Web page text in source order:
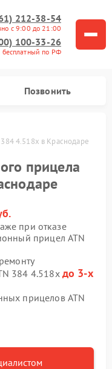
212-38-54
с 9:00 до 21:00
100-33-26
бесплатный по РФ
Позвонить
4.518x в Краснодаре
прицела
при отказе
прицел ATN
384 4.518x до 3-х
прицелов ATN